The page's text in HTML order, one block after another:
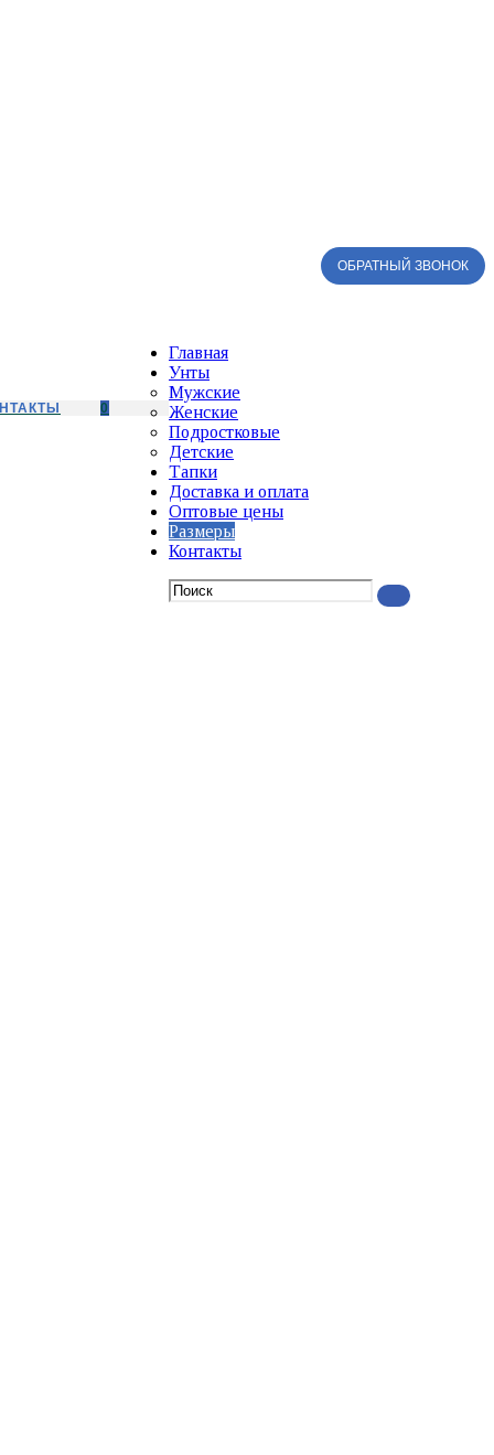
ОБРАТНЫЙ ЗВОНОК
0
Главная
Унты
Мужские
Женские
Подростковые
Детские
Тапки
Доставка и оплата
Оптовые цены
Размеры
Контакты